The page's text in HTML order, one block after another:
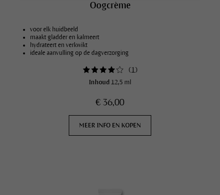
Oogcrème
voor elk huidbeeld
maakt gladder en kalmeert
hydrateert en verkwikt
ideale aanvulling op de dagverzorging
(1)
Inhoud 12,5 ml
€ 36,00
MEER INFO EN KOPEN